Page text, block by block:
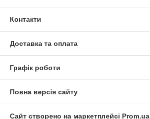
Контакти
Доставка та оплата
Графік роботи
Повна версія сайту
Сайт створено на маркетплейсі Prom.ua